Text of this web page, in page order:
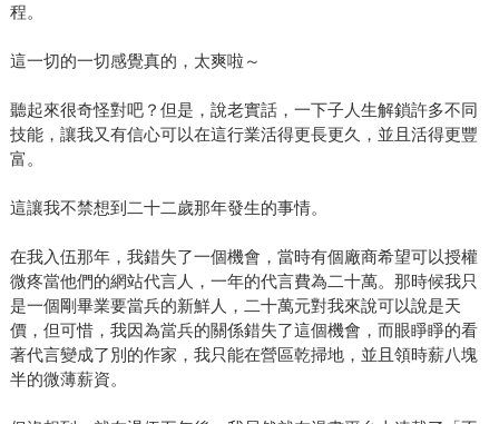
程。
這一切的一切感覺真的，太爽啦～
聽起來很奇怪對吧？但是，說老實話，一下子人生解鎖許多不同
技能，讓我又有信心可以在這行業活得更長更久，並且活得更豐
富。
這讓我不禁想到二十二歲那年發生的事情。
在我入伍那年，我錯失了一個機會，當時有個廠商希望可以授權
微疼當他們的網站代言人，一年的代言費為二十萬。那時候我只
是一個剛畢業要當兵的新鮮人，二十萬元對我來說可以說是天
價，但可惜，我因為當兵的關係錯失了這個機會，而眼睜睜的看
著代言變成了別的作家，我只能在營區乾掃地，並且領時薪八塊
半的微薄薪資。